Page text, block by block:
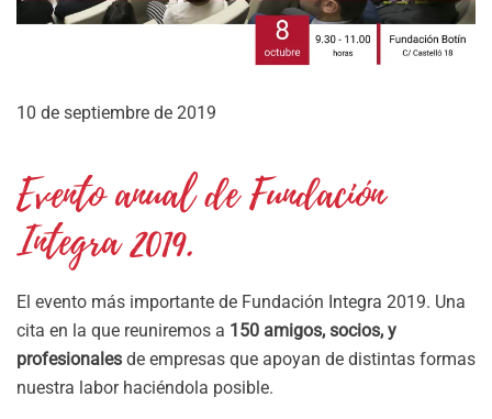
10 de septiembre de 2019
Evento anual de Fundación
Integra 2019.
El evento más importante de Fundación Integra 2019. Una
cita en la que reuniremos a 150 amigos, socios, y
profesionales de empresas que apoyan de distintas formas
nuestra labor haciéndola posible.